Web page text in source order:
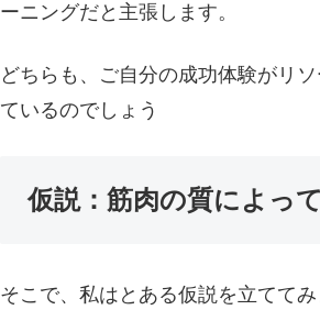
ーニングだと主張します。
どちらも、ご自分の成功体験がリ
ているのでしょう
仮説：筋肉の質によっ
そこで、私はとある仮説を立ててみ